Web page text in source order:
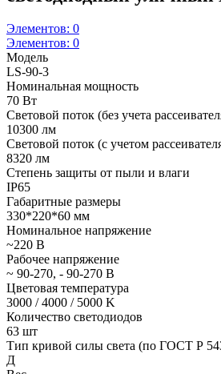
Элементов: 0
Элементов: 0
Модель
LS-90-3
Номинальная мощность
70 Вт
Световой поток (без учета
10300 лм
Световой поток (с учетом
8320 лм
Степень защиты от пыли и влаги
IP65
Габаритные размеры
330*220*60 мм
Номинальное напряжение
~220 В
Рабочее напряжение
~ 90-270, - 90-270 В
Цветовая температура
3000 / 4000 / 5000 K
Количество светодиодов
63 шт
Тип кривой силы света (по ГОСТ Р
Д